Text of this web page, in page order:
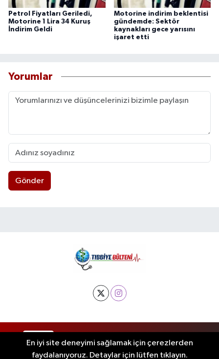
Petrol Fiyatları Geriledi,
Motorine 1 Lira 34 Kuruş
İndirim Geldi
Motorine indirim beklentisi
gündemde: Sektör
kaynakları gece yarısını
işaret etti
Yorumlar
Gönder
RSS Copyright © 2025. Her hakkı saklıdır.
En iyi site deneyimi sağlamak için çerezlerden
faydalanıyoruz. Detaylar için lütfen tıklayın.